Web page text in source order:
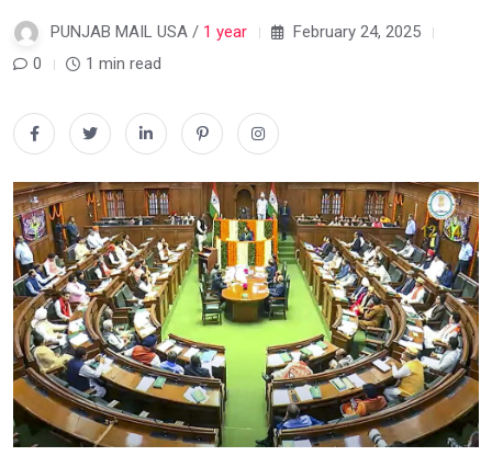
PUNJAB MAIL USA / 1 year
February 24, 2025
0
1 min read